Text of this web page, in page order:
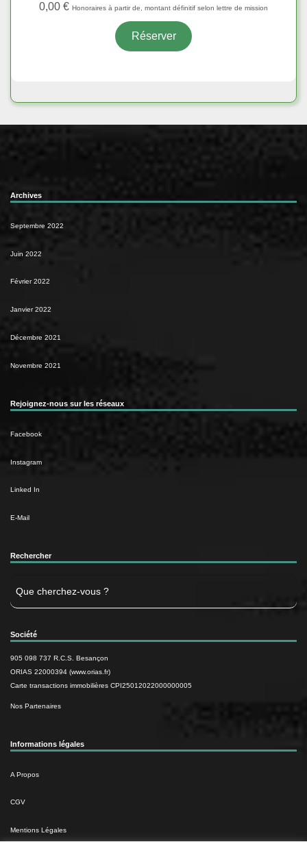
0,00 € Honoraires à partir de, montant définitif selon lettre de mission
Réserver
Archives
Septembre 2022
Juin 2022
Février 2022
Janvier 2022
Décembre 2021
Novembre 2021
Rejoignez-nous sur les réseaux
Facebook
Instagram
Linked In
E-Mail
Rechercher
Société
905 098 737 R.C.S. Besançon
ORIAS 22000394 (www.orias.fr)
Carte transactions immobilières CPI25012022000000005
Nos Partenaires
Informations légales
A Propos
CGV
Mentions Légales